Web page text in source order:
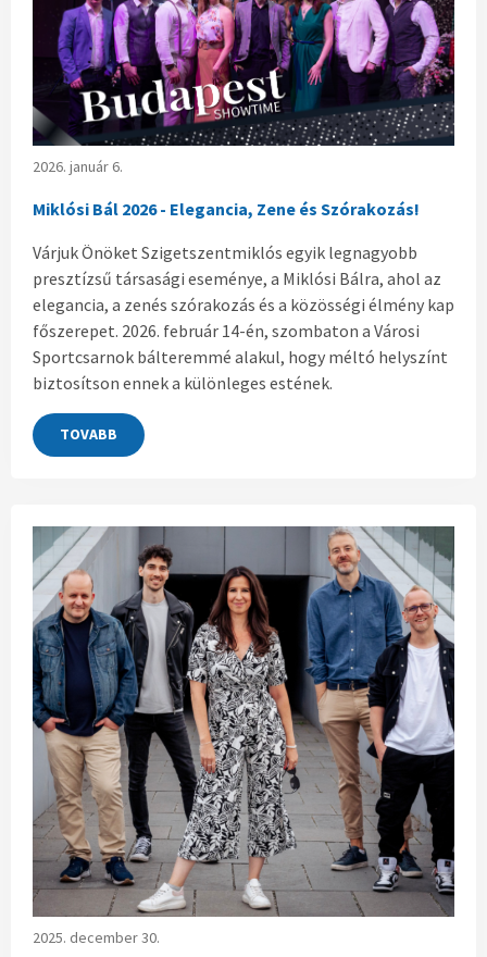
2026. január 6.
Miklósi Bál 2026 - Elegancia, Zene és Szórakozás!
Várjuk Önöket Szigetszentmiklós egyik legnagyobb
presztízsű társasági eseménye, a Miklósi Bálra, ahol az
elegancia, a zenés szórakozás és a közösségi élmény kap
főszerepet. 2026. február 14-én, szombaton a Városi
Sportcsarnok bálteremmé alakul, hogy méltó helyszínt
biztosítson ennek a különleges estének.
TOVABB
2025. december 30.